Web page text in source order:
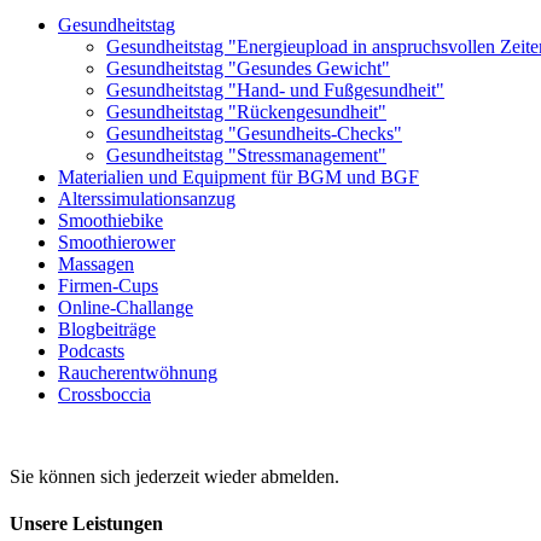
Gesundheitstag
Gesundheitstag "Energieupload in anspruchsvollen
Gesundheitstag "Gesundes Gewicht"
Gesundheitstag "Hand- und Fußgesundheit"
Gesundheitstag "Rückengesundheit"
Gesundheitstag "Gesundheits-Checks"
Gesundheitstag "Stressmanagement"
Materialien und Equipment für BGM und BGF
Alters­simulations­anzug
Smoothiebike
Smoothierower
Massagen
Firmen-Cups
Online-Challange
Blogbeiträge
Podcasts
Raucherentwöhnung
Crossboccia
Sie können sich jederzeit wieder abmelden.
Unsere Leistungen